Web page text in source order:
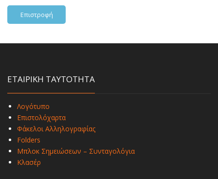
Επιστροφή
ΕΤΑΙΡΙΚΗ ΤΑΥΤΟΤΗΤΑ
Λογότυπο
Επιστολόχαρτα
Φάκελοι Αλληλογραφίας
Folders
Μπλοκ Σημειώσεων – Συνταγολόγια
Κλασέρ